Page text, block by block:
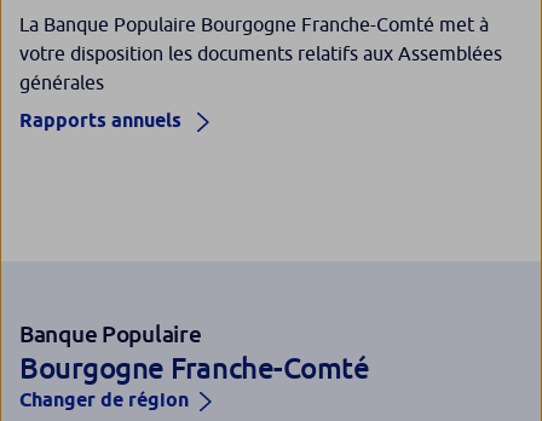
La Banque Populaire Bourgogne Franche-Comté met à
votre disposition les documents relatifs aux Assemblées
générales
Rapports annuels
Banque Populaire
Bourgogne Franche-Comté
Changer de région